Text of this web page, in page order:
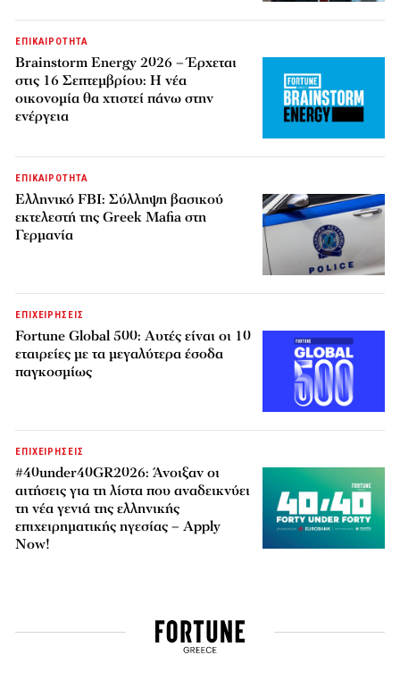
ΕΠΙΚΑΙΡΟΤΗΤΑ
Brainstorm Energy 2026 – Έρχεται
στις 16 Σεπτεμβρίου: Η νέα
οικονομία θα χτιστεί πάνω στην
ενέργεια
ΕΠΙΚΑΙΡΟΤΗΤΑ
Ελληνικό FBI: Σύλληψη βασικού
εκτελεστή της Greek Mafia στη
Γερμανία
ΕΠΙΧΕΙΡΗΣΕΙΣ
Fortune Global 500: Αυτές είναι οι 10
εταιρείες με τα μεγαλύτερα έσοδα
παγκοσμίως
ΕΠΙΧΕΙΡΗΣΕΙΣ
#40under40GR2026: Άνοιξαν οι
αιτήσεις για τη λίστα που αναδεικνύει
τη νέα γενιά της ελληνικής
επιχειρηματικής ηγεσίας – Apply
Now!